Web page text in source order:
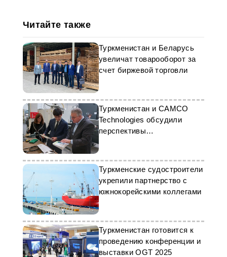
Читайте также
Туркменистан и Беларусь
увеличат товарооборот за
счет биржевой торговли
Туркменистан и CAMCO
Technologies обсудили
перспективы
сотрудничества
Туркменские судостроители
укрепили партнерство с
южнокорейскими коллегами
Туркменистан готовится к
проведению конференции и
выставки OGT 2025